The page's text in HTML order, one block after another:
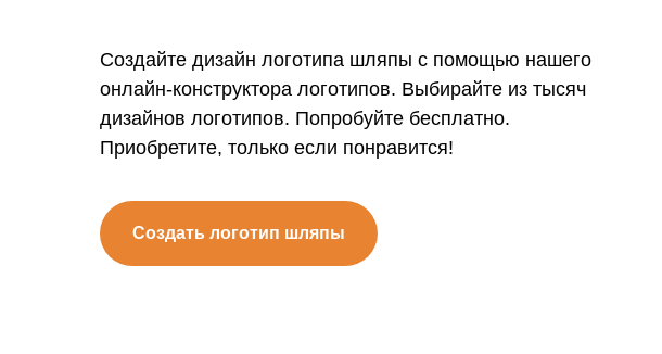
Создайте дизайн логотипа шляпы с помощью нашего
онлайн-конструктора логотипов. Выбирайте из тысяч
дизайнов логотипов. Попробуйте бесплатно.
Приобретите, только если понравится!
Создать логотип шляпы